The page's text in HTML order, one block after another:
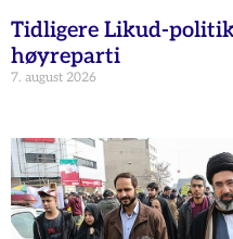
Tidligere Likud-
høyreparti
7. august 2026